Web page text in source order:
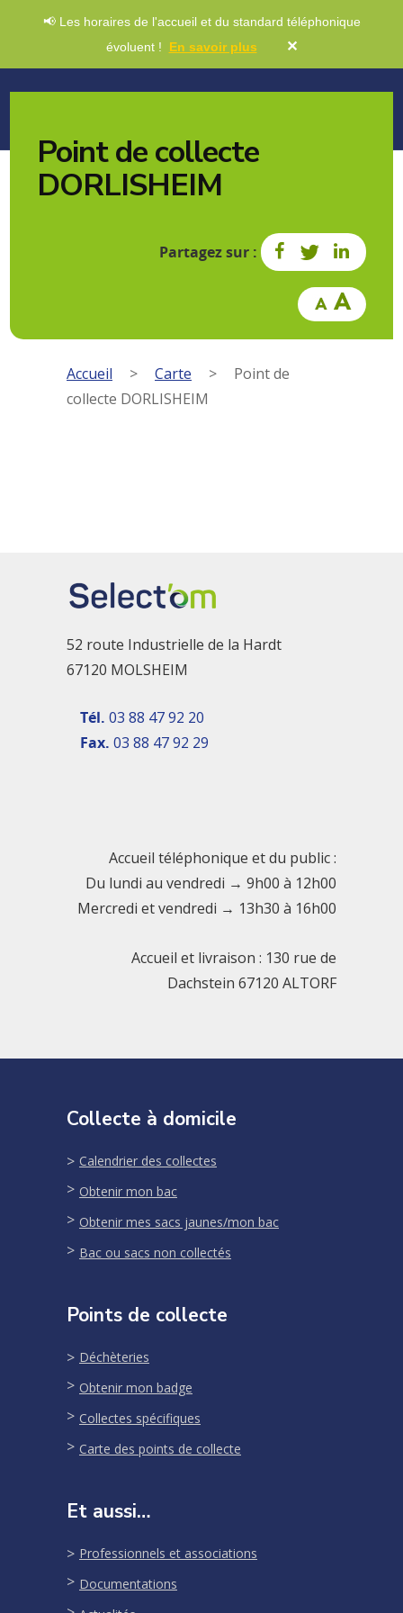
📢 Les horaires de l'accueil et du standard téléphonique
évoluent ! En savoir plus ✕
Point de collecte
DORLISHEIM
Partagez sur :
Accueil > Carte >
Point de
collecte DORLISHEIM
52 route Industrielle de la Hardt
67120 MOLSHEIM
Tél. 03 88 47 92 20
Fax. 03 88 47 92 29
Accueil téléphonique et du public :
Du lundi au vendredi → 9h00 à 12h00
Mercredi et vendredi → 13h30 à 16h00
Accueil et livraison : 130 rue de
Dachstein 67120 ALTORF
Collecte à domicile
Calendrier des collectes
Obtenir mon bac
Obtenir mes sacs jaunes/mon bac
Bac ou sacs non collectés
Points de collecte
Déchèteries
Obtenir mon badge
Collectes spécifiques
Carte des points de collecte
Et aussi…
Professionnels et associations
Documentations